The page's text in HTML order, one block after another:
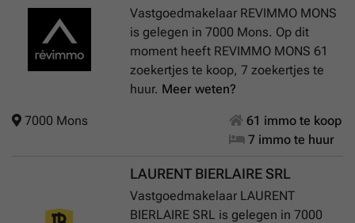
Vastgoedmakelaar REVIMMO MONS
is gelegen in 7000 Mons. Op dit
moment heeft REVIMMO MONS 61
zoekertjes te koop, 7 zoekertjes te
huur. Meer weten?
7000 Mons
61 immo te koop
7 immo te huur
LAURENT BIERLAIRE SRL
Vastgoedmakelaar LAURENT
BIERLAIRE SRL is gelegen in 7000